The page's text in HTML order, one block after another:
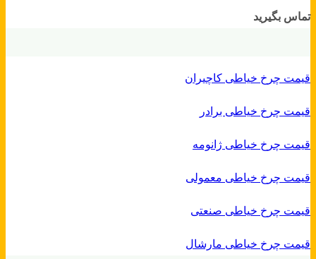
تماس بگیرید
قیمت چرخ خیاطی کاچیران
قیمت چرخ خیاطی برادر
قیمت چرخ خیاطی ژانومه
قیمت چرخ خیاطی معمولی
قیمت چرخ خیاطی صنعتی
قیمت چرخ خیاطی مارشال